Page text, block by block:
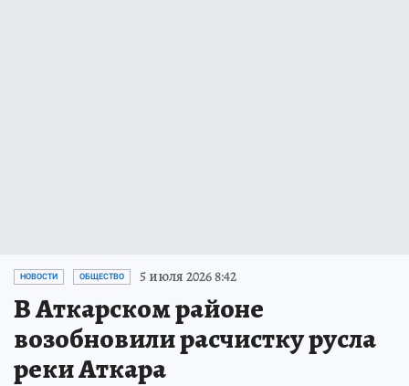
НОВОСТИ ОБЩЕСТВО 5 июля 2026 8:42
В Аткарском районе
возобновили расчистку русла
реки Аткара